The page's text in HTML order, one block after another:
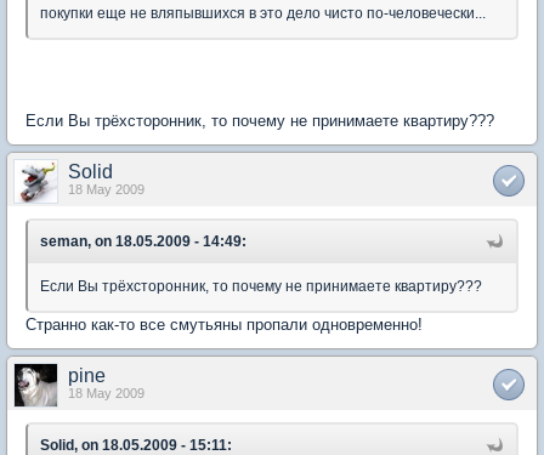
покупки еще не вляпывшихся в это дело чисто по-человечески...
Если Вы трёхсторонник, то почему не принимаете квартиру???
Solid
18 May 2009
seman, on 18.05.2009 - 14:49:
Если Вы трёхсторонник, то почему не принимаете квартиру???
Странно как-то все смутьяны пропали одновременно!
pine
18 May 2009
Solid, on 18.05.2009 - 15:11: